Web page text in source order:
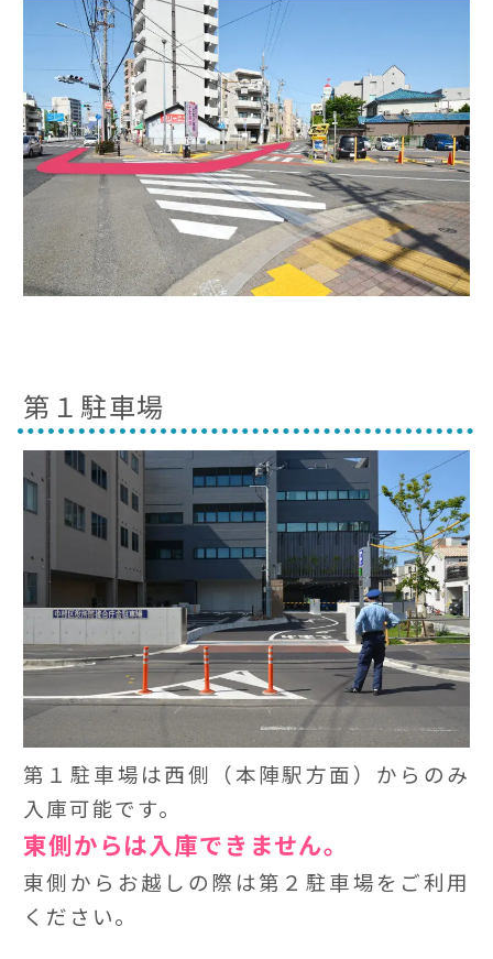
第１駐車場
第１駐車場は西側（本陣駅方面）からのみ
入庫可能です。
東側からは入庫できません。
東側からお越しの際は第２駐車場をご利用
ください。